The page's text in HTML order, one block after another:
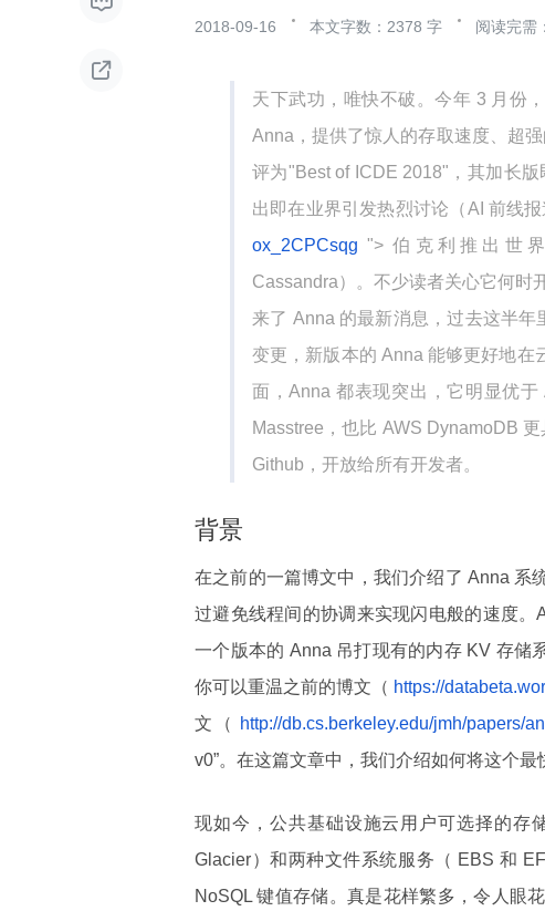

2018-09-16 本文字数：2378 字 阅读完需
天下武功，唯快不破。今年 3 月份
Anna，提供了惊人的存取速度、超
评为"Best of ICDE 2018"，其加长
出即在业界引发热烈讨论（AI 前线
ox_2CPCsqg "> 伯克利推出世
Cassandra）。不少读者关心它何时
来了 Anna 的最新消息，过去这半
变更，新版本的 Anna 能够更好地在
面，Anna 都表现突出，它明显优
Masstree，也比 AWS DynamoDB
Github，开放给所有开发者。
背景
在之前的一篇博文中，我们介绍了 Anna 系
过避免线程间的协调来实现闪电般的速度
一个版本的 Anna 吊打现有的内存 KV 存储
你可以重温之前的博文（ https://
文（
http://db.cs.berkeley.edu/jmh/papers/
v0”。在这篇文章中，我们介绍如何将这个
现如今，公共基础设施云用户可选择的存
Glacier）和两种文件系统服务（ EBS 和
NoSQL 键值存储。真是花样繁多，令人眼